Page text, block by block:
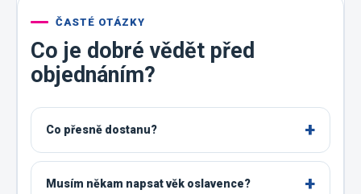
ČASTÉ OTÁZKY
Co je dobré vědět před
objednáním?
Co přesně dostanu?
Musím někam napsat věk oslavence?